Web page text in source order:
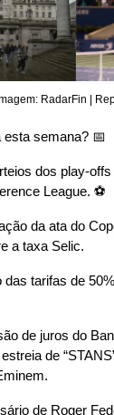
RadarFin |
esta semana? 📅
dos play-
League. ⚽
da ata do
a taxa Selic.
das tarifas de
de juros do
de
de Roger